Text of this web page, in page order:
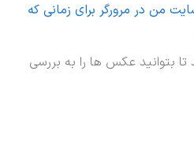
من در مرورگر برای زمانی که
بتوانید عکس ها را به بررسی